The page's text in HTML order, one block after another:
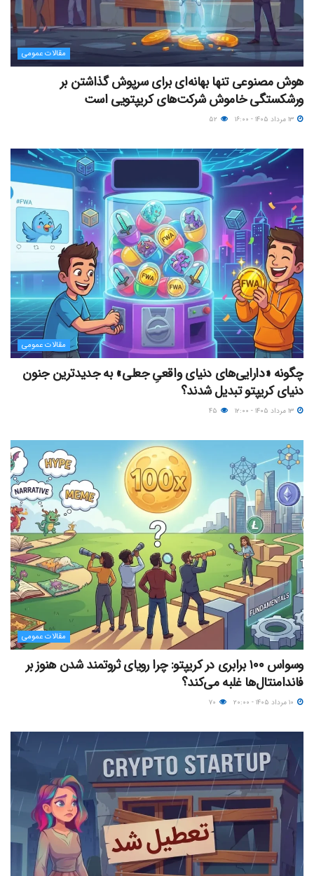
مقالات عمومی
هوش مصنوعی تنها بهانه‌ای برای سرپوش گذاشتن بر
ورشکستگی خاموش شرکت‌های کریپتویی است
مقالات عمومی
چگونه «دارایی‌های دنیای واقعیِ جعلی» به جدیدترین جنون
دنیای کریپتو تبدیل شدند؟
مقالات عمومی
وسواس ۱۰۰ برابری در کریپتو: چرا رویای ثروتمند شدن هنوز بر
فاندامنتال‌ها غلبه می‌کند؟